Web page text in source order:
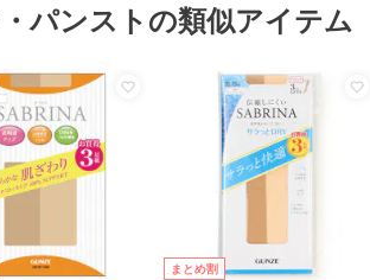
パンストの類似アイテム
まとめ割